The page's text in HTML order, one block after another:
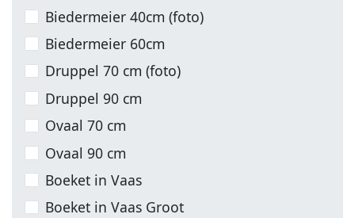
Biedermeier 40cm (foto)
Biedermeier 60cm
Druppel 70 cm (foto)
Druppel 90 cm
Ovaal 70 cm
Ovaal 90 cm
Boeket in Vaas
Boeket in Vaas Groot